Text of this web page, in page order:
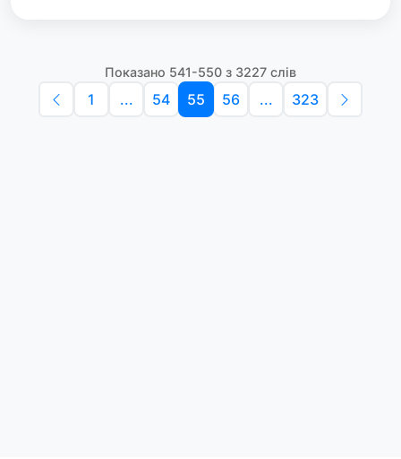
Показано 541-550 з 3227 слів
1 ... 54 55 56 ... 323